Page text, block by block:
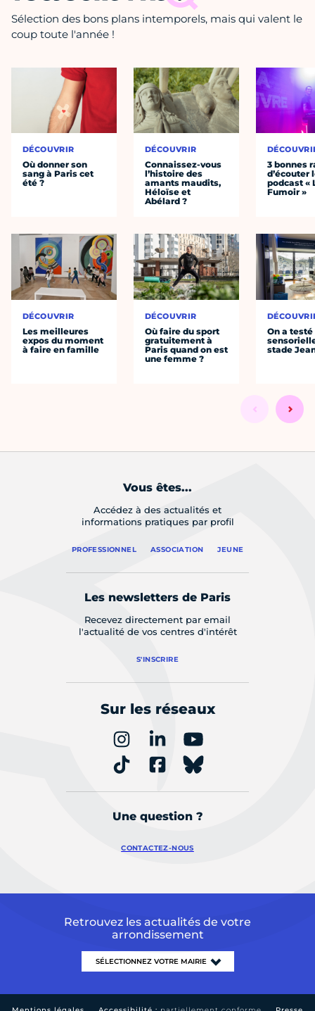
Sélection des bons plans intemporels, mais qui valent le
coup toute l'année !
DÉCOUVRIR
Où donner son
sang à Paris cet
été ?
DÉCOUVRIR
Les meilleures
expos du moment
à faire en famille
DÉCOUVRIR
Connaissez-vous
l’histoire des
amants maudits,
Héloïse et
Abélard ?
DÉCOUVRIR
Où faire du sport
gratuitement à
Paris quand on est
une femme ?
3 bonnes
d’écouter
podcast «
Fumoir »
On a
stade
Vous êtes...
Accédez à des actualités et
informations pratiques par profil
PROFESSIONNEL ASSOCIATION JEUNE
Les newsletters de Paris
Recevez directement par email
l'actualité de vos centres d'intérêt
S'INSCRIRE
Sur les réseaux
Une question ?
CONTACTEZ-NOUS
Retrouvez les actualités de votre
arrondissement